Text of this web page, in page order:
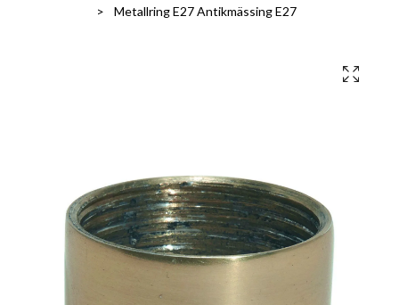
Metallring E27 Antikmässing E27